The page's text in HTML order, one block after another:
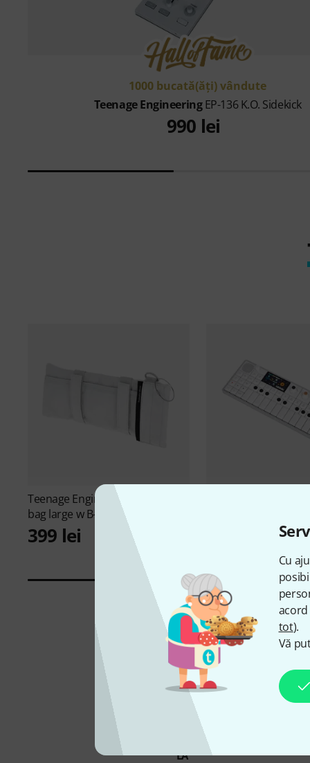
Cu
tot).
Vă
1000 bucată(ăţi) vândute
Teenage EngineeringEP-136 K.O. Sidekick
990 lei
Teenage Engineering
bag large w B-Stock
399 lei
DISPONIBIL DE LA NOI DE
LA